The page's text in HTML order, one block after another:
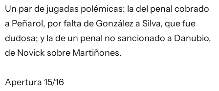
Un par de jugadas polémicas: la del penal cobrado
a Peñarol, por falta de González a Silva, que fue
dudosa; y la de un penal no sancionado a Danubio,
de Novick sobre Martiñones.
Apertura 15/16